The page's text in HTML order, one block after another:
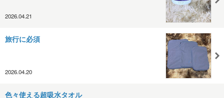
2026.04.21
旅行に必須
2026.04.20
色々使える超吸水タオル